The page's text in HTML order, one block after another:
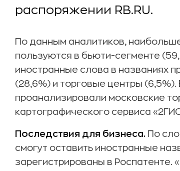
распоряжении RB.RU.
По данным аналитиков,
пользуются в бьюти-сегменте
иностранные слова в названиях
(28,6%) и торговые центры
проанализировали московские
картографического сервиса
Последствия для бизнеса. По
смогут оставить иностранные
зарегистрированы в